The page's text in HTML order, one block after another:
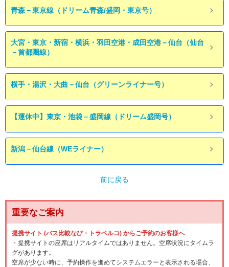
青森－東京線（ドリーム青森/盛岡・東京号）
大宮・東京・新宿・横浜・羽田空港・成田空港－仙台（仙台
－首都圏線）
横手・湯沢・大曲－仙台（グリーンライナー号）
【運休中】東京・池袋－盛岡線（ドリーム盛岡号）
新潟－仙台線（WEライナー）
前に戻る
重要なご案内
提携サイト (バス比較なび・トラベルコ) からご予約のお客様へ
・提携サイトの座席はリアルタイムではありません。空席状況にタイムラ
グがあります。
空席が少ない時に、予約操作を進めてシステムエラーと表示される場合、